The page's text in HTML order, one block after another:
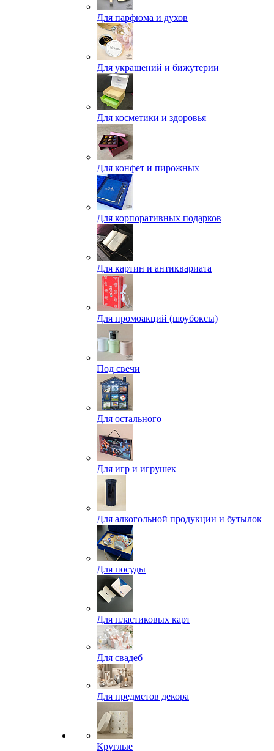
Для парфюма и духов
Для украшений и бижутерии
Для косметики и здоровья
Для конфет и пирожных
Для корпоративных подарков
Для картин и антиквариата
Для промоакций (шоубоксы)
Под свечи
Для остального
Для игр и игрушек
Для алкогольной продукции и бутылок
Для посуды
Для пластиковых карт
Для свадеб
Для предметов декора
Круглые